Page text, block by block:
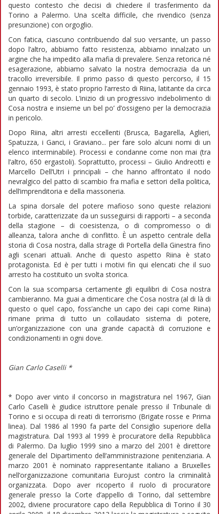
questo contesto che decisi di chiedere il trasferimento da
Torino a Palermo. Una scelta difficile, che rivendico (senza
presunzione) con orgoglio.
Con fatica, ciascuno contribuendo dal suo versante, un passo
dopo l’altro, abbiamo fatto resistenza, abbiamo innalzato un
argine che ha impedito alla mafia di prevalere. Senza retorica né
esagerazione, abbiamo salvato la nostra democrazia da un
tracollo irreversibile. Il primo passo di questo percorso, il 15
gennaio 1993, è stato proprio l’arresto di Riina, latitante da circa
un quarto di secolo. L’inizio di un progressivo indebolimento di
Cosa nostra e insieme un bel po’ d’ossigeno per la democrazia
in pericolo.
Dopo Riina, altri arresti eccellenti (Brusca, Bagarella, Aglieri,
Spatuzza, i Ganci, i Graviano... per fare solo alcuni nomi di un
elenco interminabile). Processi e condanne come non mai (tra
l’altro, 650 ergastoli). Soprattutto, processi – Giulio Andreotti e
Marcello Dell’Utri i principali – che hanno affrontato il nodo
nevralgico del patto di scambio fra mafia e settori della politica,
dell’imprenditoria e della massoneria.
La spina dorsale del potere mafioso sono queste relazioni
torbide, caratterizzate da un susseguirsi di rapporti – a seconda
della stagione – di coesistenza, o di compromesso o di
alleanza, talora anche di conflitto. È un aspetto centrale della
storia di Cosa nostra, dalla strage di Portella della Ginestra fino
agli scenari attuali. Anche di questo aspetto Riina è stato
protagonista. Ed è per tutti i motivi fin qui elencati che il suo
arresto ha costituito un svolta storica.
Con la sua scomparsa certamente gli equilibri di Cosa nostra
cambieranno. Ma guai a dimenticare che Cosa nostra (al di là di
questo o quel capo, foss’anche un capo dei capi come Riina)
rimane prima di tutto un collaudato sistema di potere,
un’organizzazione con una grande capacità di corruzione e
condizionamenti in ogni dove.
Gian Carlo Caselli *
* Dopo aver vinto il concorso in magistratura nel 1967, Gian
Carlo Caselli è giudice istruttore penale presso il Tribunale di
Torino e si occupa di reati di terrorismo (Brigate rosse e Prima
linea). Dal 1986 al 1990 fa parte del Consiglio superiore della
magistratura. Dal 1993 al 1999 è procuratore della Repubblica
di Palermo. Da luglio 1999 sino a marzo del 2001 è direttore
generale del Dipartimento dell’amministrazione penitenziaria. A
marzo 2001 è nominato rappresentante italiano a Bruxelles
nell’organizzazione comunitaria Eurojust contro la criminalità
organizzata. Dopo aver ricoperto il ruolo di procuratore
generale presso la Corte d’appello di Torino, dal settembre
2002, diviene procuratore capo della Repubblica di Torino il 30